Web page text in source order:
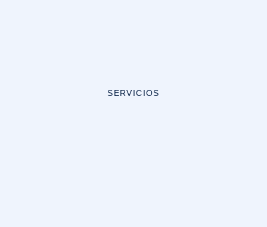
SERVICIOS